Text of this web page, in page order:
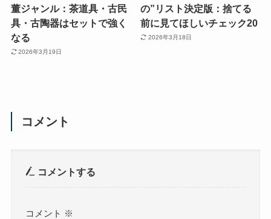
董ジャンル：茶道具・古民
具・古陶器はセットで強く
なる
2026年3月19日
の”リスト決定版：捨てる
前に見てほしいチェック20
2026年3月18日
コメント
コメントする
コメント ※